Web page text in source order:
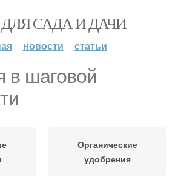
САДА И ДАЧИ
новости статьи
в шаговой
Органические
удобрения